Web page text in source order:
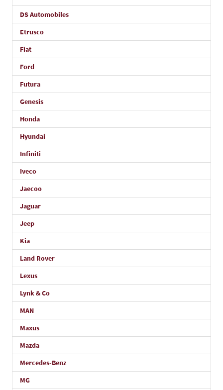
DS Automobiles
Etrusco
Fiat
Ford
Futura
Genesis
Honda
Hyundai
Infiniti
Iveco
Jaecoo
Jaguar
Jeep
Kia
Land Rover
Lexus
Lynk & Co
MAN
Maxus
Mazda
Mercedes-Benz
MG